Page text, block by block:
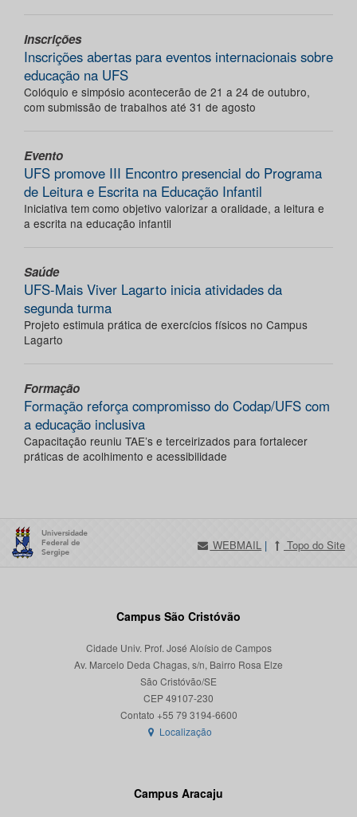
Inscrições
Inscrições abertas para eventos internacionais sobre
educação na UFS
Colóquio e simpósio acontecerão de 21 a 24 de outubro,
com submissão de trabalhos até 31 de agosto
Evento
UFS promove III Encontro presencial do Programa
de Leitura e Escrita na Educação Infantil
Iniciativa tem como objetivo valorizar a oralidade, a leitura e
a escrita na educação infantil
Saúde
UFS-Mais Viver Lagarto inicia atividades da
segunda turma
Projeto estimula prática de exercícios físicos no Campus
Lagarto
Formação
Formação reforça compromisso do Codap/UFS com
a educação inclusiva
Capacitação reuniu TAE’s e terceirizados para fortalecer
práticas de acolhimento e acessibilidade
WEBMAIL | Topo do Site
Campus São Cristóvão
Cidade Univ. Prof. José Aloísio de Campos
Av. Marcelo Deda Chagas, s/n, Bairro Rosa Elze
São Cristóvão/SE
CEP 49107-230
Localização
Campus Aracaju